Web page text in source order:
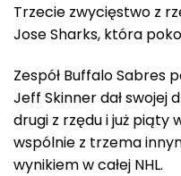
Trzecie zwycięstwo z
Jose Sharks, która
Zespół Buffalo Sabres
Jeff Skinner dał swojej
drugi z rzędu i już piąty
wspólnie z trzema
wynikiem w całej NHL.